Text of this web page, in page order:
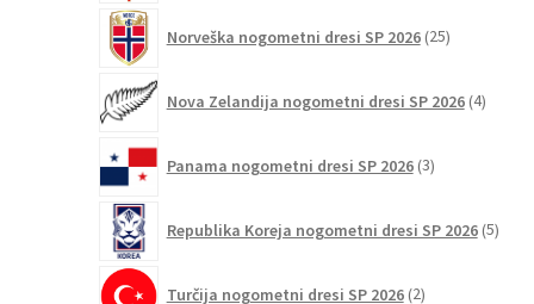
Norveška nogometni dresi SP 2026 25izdelkov
Nova Zelandija nogometni dresi SP 2026 4izdelki
Panama nogometni dresi SP 2026 3izdelki
Republika Koreja nogometni dresi SP 2026 5
Turčija nogometni dresi SP 2026 2